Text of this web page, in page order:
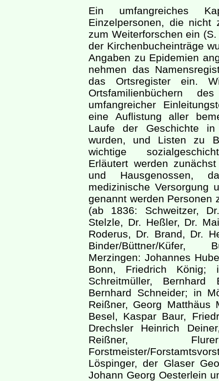
Ein umfangreiches
Einzelpersonen, die nicht
zum Weiterforschen ein
der Kirchenbucheinträge
Angaben zu Epidemien
nehmen das
das Ortsregister ein.
Ortsfamilienbüchern
umfangreicher
eine Auflistung aller
Laufe der Geschichte in
wurden, und Listen zu
wichtige
Erläutert werden
und Hausgenossen,
medizinische Versorgung
genannt werden Personen
(ab 1836: Schweitzer,
Stelzle, Dr. Heßler, Dr.
Roderus, Dr. Brand, Dr.
Binder/Büttner/Küfer,
Merzingen: Johannes
Bonn, Friedrich König;
Schreitmüller,
Bernhard Schneider; in
Reißner, Georg Matthäus
Besel, Kaspar Baur,
Drechsler Heinrich
Reißner, Flurer,
Forstmeister/
Löspinger, der Glaser
Johann Georg Oesterlein